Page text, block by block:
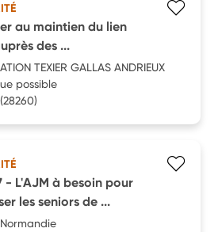
au maintien du lien
des ...
TEXIER GALLAS ANDRIEUX
possible
(28260)
- L'AJM à besoin pour
les seniors de ...